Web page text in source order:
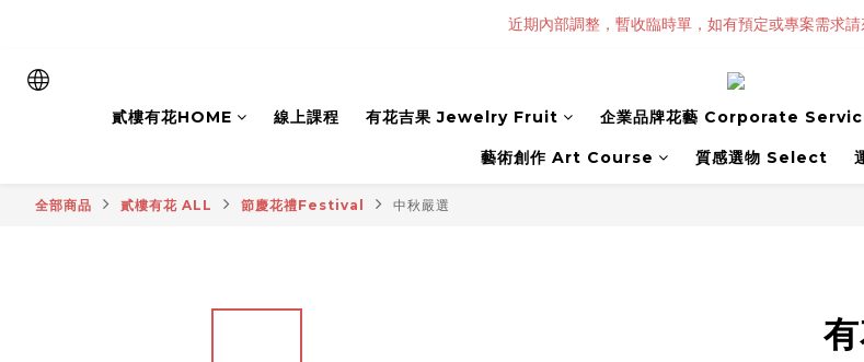
近期內部調整，暫收臨時單，如有預定或專案需求請
貳樓有花HOME 線上課程 有花吉果 Jewelry Fruit 企業品牌花藝 Corporate
藝術創作 Art Course 質感選物 Select
全部商品 貳樓有花 ALL 節慶花禮Festival 中秋嚴選